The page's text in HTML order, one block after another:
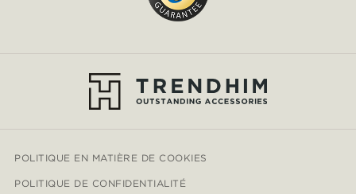
POLITIQUE EN MATIÈRE DE COOKIES
POLITIQUE DE CONFIDENTIALITÉ